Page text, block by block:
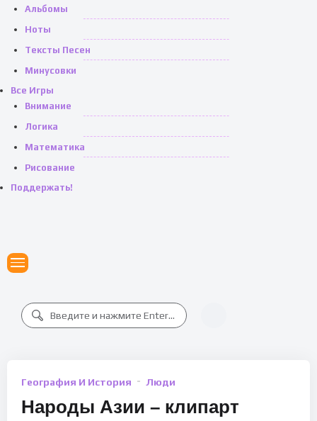
Альбомы
Ноты
Тексты Песен
Минусовки
Все Игры
Внимание
Логика
Математика
Рисование
Поддержать!
География И История Люди
Народы Азии – клипарт